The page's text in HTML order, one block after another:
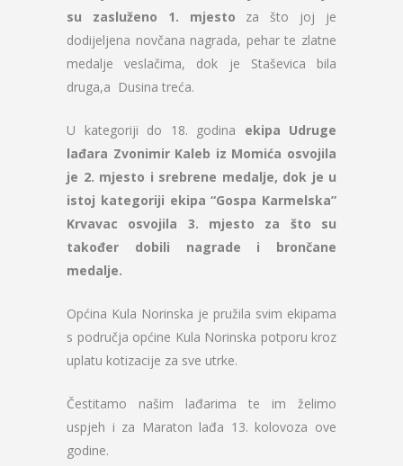
su zasluženo 1. mjesto za što joj je
dodijeljena novčana nagrada, pehar te zlatne
medalje veslačima, dok je Staševica bila
druga,a Dusina treća.
U kategoriji do 18. godina ekipa Udruge
lađara Zvonimir Kaleb iz Momića osvojila
je 2. mjesto i srebrene medalje, dok je u
istoj kategoriji ekipa “Gospa Karmelska”
Krvavac osvojila 3. mjesto za što su
također dobili nagrade i brončane
medalje.
Općina Kula Norinska je pružila svim ekipama
s područja općine Kula Norinska potporu kroz
uplatu kotizacije za sve utrke.
Čestitamo našim lađarima te im želimo
uspjeh i za Maraton lađa 13. kolovoza ove
godine.